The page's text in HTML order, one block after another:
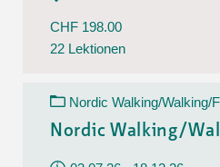
CHF 198.00
22 Lektionen
Nordic Walking/Walking/
Nordic Walking/